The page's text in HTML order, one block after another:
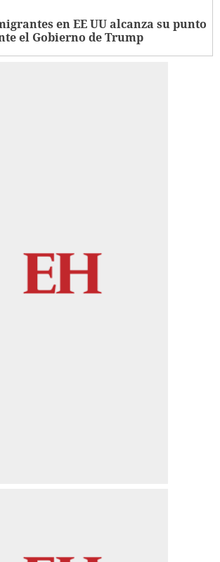
en EE UU alcanza su punto
el Gobierno de Trump